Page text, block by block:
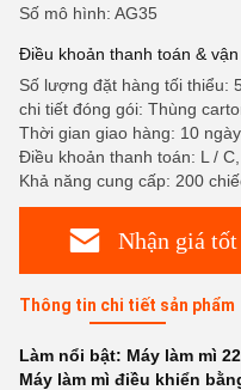
Số mô hình: AG35
Điều khoản thanh toán &
Số lượng đặt hàng tối thiểu:
chi tiết đóng gói: Thùng
Thời gian giao hàng: 10 ngày
Điều khoản thanh toán: L / C,
Khả năng cung cấp: 200
Nhận giá
Thông tin chi tiết sản phẩm
Làm nổi bật: Máy làm mì
Máy làm mì điều khiển